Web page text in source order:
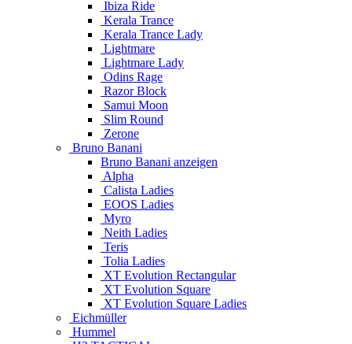
Ibiza Ride
Kerala Trance
Kerala Trance Lady
Lightmare
Lightmare Lady
Odins Rage
Razor Block
Samui Moon
Slim Round
Zerone
Bruno Banani
Bruno Banani anzeigen
Alpha
Calista Ladies
EOOS Ladies
Myro
Neith Ladies
Teris
Tolia Ladies
XT Evolution Rectangular
XT Evolution Square
XT Evolution Square Ladies
Eichmüller
Hummel